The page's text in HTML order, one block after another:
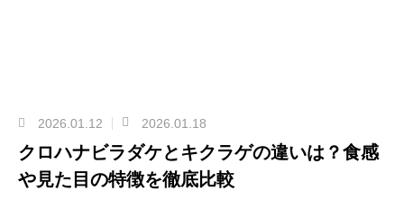
2026.01.12 2026.01.18
クロハナビラダケとキクラゲの違いは？食感
や見た目の特徴を徹底比較